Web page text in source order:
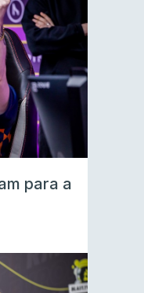
para a